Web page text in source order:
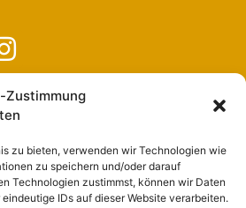
Zustimmung
zu bieten, verwenden wir Technologien wie
zu speichern und/oder darauf
Technologien zustimmst, können wir Daten
IDs auf dieser Website verarbeiten.